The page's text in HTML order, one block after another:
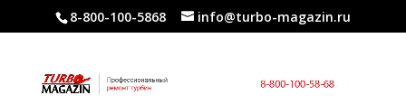
8-800-100-5868 info@turbo-magazin.ru